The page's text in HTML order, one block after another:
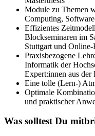
Module zu Themen
Computing,
Effizientes
Blockseminaren im
Stuttgart und
Praxisbezogene
Informatik der
Expert:innen aus der
Eine tolle (Lern-)
Optimale
und praktischer
Was solltest Du